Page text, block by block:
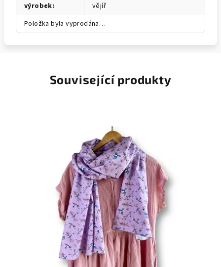
výrobek:
vějíř
Položka byla vyprodána…
Související produkty